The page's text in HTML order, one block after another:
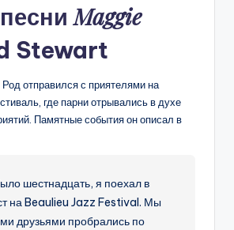
Maggie
Stewart
отправился с приятелями на
где парни отрывались в духе
Памятные события он описал в
шестнадцать, я поехал в
на Beaulieu Jazz Festival. Мы
друзьями пробрались по